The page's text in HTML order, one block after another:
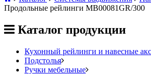
Продольные рейлинги MB00081GR/300
Каталог продукции
Кухонный рейлинги и навесные
Подстолья
Ручки мебельные